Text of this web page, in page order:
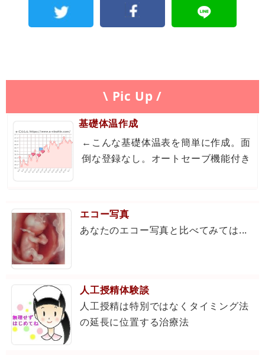
\ Pic Up /
基礎体温作成
←こんな基礎体温表を簡単に作成。面
倒な登録なし。オートセーブ機能付き
エコー写真
あなたのエコー写真と比べてみては...
人工授精体験談
人工授精は特別ではなくタイミング法
の延長に位置する治療法